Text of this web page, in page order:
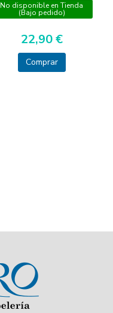
No disponible en Tienda
(Bajo pedido)
22,90 €
Comprar